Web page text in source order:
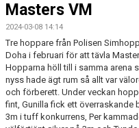
BARNKALAS
FÖRENINGSKLÄDER
PRIVATLEKTION
SKOLOR/FÖRENINGAR
Masters VM
2024-03-08 14:14
Tre hoppare från Polisen
Doha i februari för att tävla
Hopparna höll till i samma arena
nyss hade ägt rum så allt var
och förberett. Under veckan
fint, Gunilla fick ett överraskande
3m i tuff konkurrens, Per